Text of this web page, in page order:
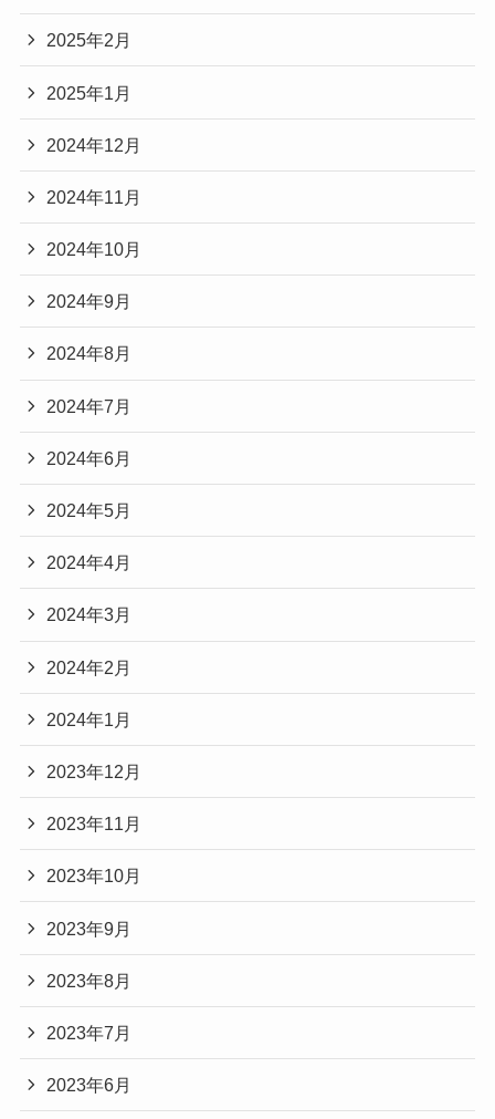
2025年2月
2025年1月
2024年12月
2024年11月
2024年10月
2024年9月
2024年8月
2024年7月
2024年6月
2024年5月
2024年4月
2024年3月
2024年2月
2024年1月
2023年12月
2023年11月
2023年10月
2023年9月
2023年8月
2023年7月
2023年6月